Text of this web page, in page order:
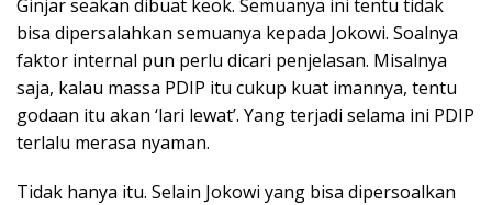
Ginjar seakan dibuat keok. Semuanya ini tentu tidak
bisa dipersalahkan semuanya kepada Jokowi. Soalnya
faktor internal pun perlu dicari penjelasan. Misalnya
saja, kalau massa PDIP itu cukup kuat imannya, tentu
godaan itu akan ‘lari lewat’. Yang terjadi selama ini PDIP
terlalu merasa nyaman.
Tidak hanya itu. Selain Jokowi yang bisa dipersoalkan